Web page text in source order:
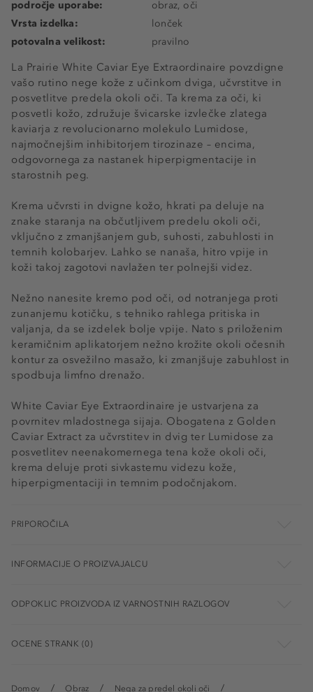
Domov Obraz Nega za predel okoli oči
La Prairie White Caviar Eye Extraordinaire povzdigne
vašo rutino nege kože z učinkom dviga, učvrstitve in
posvetlitve predela okoli oči. Ta krema za oči, ki
posvetli kožo, združuje švicarske izvlečke zlatega
kaviarja z revolucionarno molekulo Lumidose,
najmočnejšim inhibitorjem tirozinaze – encima,
odgovornega za nastanek hiperpigmentacije in
starostnih peg.
Krema učvrsti in dvigne kožo, hkrati pa deluje na
znake staranja na občutljivem predelu okoli oči,
vključno z zmanjšanjem gub, suhosti, zabuhlosti in
temnih kolobarjev. Lahko se nanaša, hitro vpije in
koži takoj zagotovi navlažen ter polnejši videz.
Nežno nanesite kremo pod oči, od notranjega proti
zunanjemu kotičku, s tehniko rahlega pritiska in
valjanja, da se izdelek bolje vpije. Nato s priloženim
keramičnim aplikatorjem nežno krožite okoli očesnih
kontur za osvežilno masažo, ki zmanjšuje zabuhlost in
spodbuja limfno drenažo.
White Caviar Eye Extraordinaire je ustvarjena za
povrnitev mladostnega sijaja. Obogatena z Golden
Caviar Extract za učvrstitev in dvig ter Lumidose za
posvetlitev neenakomernega tena kože okoli oči,
krema deluje proti sivkastemu videzu kože,
hiperpigmentaciji in temnim podočnjakom.
področje uporabe:
obraz, oči
Vrsta izdelka:
lonček
potovalna velikost:
pravilno
PRIPOROČILA
INFORMACIJE O PROIZVAJALCU
ODPOKLIC PROIZVODA IZ VARNOSTNIH RAZLOGOV
OCENE STRANK (0)